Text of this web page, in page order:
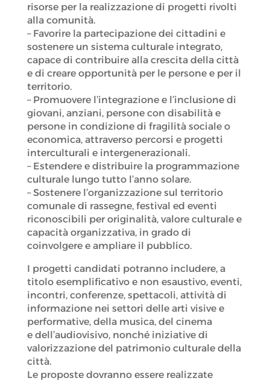
risorse per la realizzazione di progetti rivolti
alla comunità.
– Favorire la partecipazione dei cittadini e
sostenere un sistema culturale integrato,
capace di contribuire alla crescita della città
e di creare opportunità per le persone e per il
territorio.
– Promuovere l’integrazione e l’inclusione di
giovani, anziani, persone con disabilità e
persone in condizione di fragilità sociale o
economica, attraverso percorsi e progetti
interculturali e intergenerazionali.
– Estendere e distribuire la programmazione
culturale lungo tutto l’anno solare.
– Sostenere l’organizzazione sul territorio
comunale di rassegne, festival ed eventi
riconoscibili per originalità, valore culturale e
capacità organizzativa, in grado di
coinvolgere e ampliare il pubblico.
I progetti candidati potranno includere, a
titolo esemplificativo e non esaustivo, eventi,
incontri, conferenze, spettacoli, attività di
informazione nei settori delle arti visive e
performative, della musica, del cinema
e dell’audiovisivo, nonché iniziative di
valorizzazione del patrimonio culturale della
città.
Le proposte dovranno essere realizzate